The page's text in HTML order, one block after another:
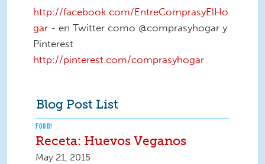
http://facebook.com/EntreComprasyElHo
gar - en Twitter como @comprasyhogar y
Pinterest
http://pinterest.com/comprasyhogar
Blog Post List
FOOD!
Receta: Huevos Veganos
May 21, 2015